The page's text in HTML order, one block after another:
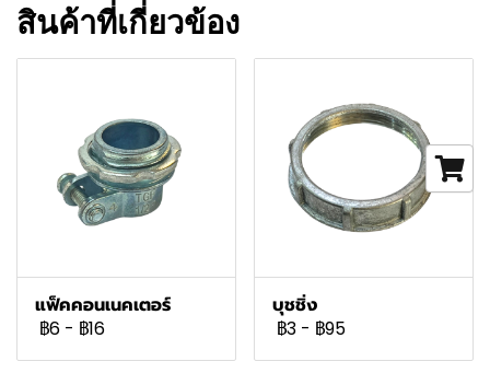
สินค้าที่เกี่ยวข้อง
แฟ็คคอนเนคเตอร์
฿6 - ฿16
บุชชิ่ง
฿3 - ฿95